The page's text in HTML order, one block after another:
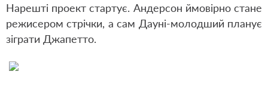
Нарешті проект стартує. Андерсон ймовірно стане
режисером стрічки, а сам Дауні-молодший планує
зіграти Джапетто.